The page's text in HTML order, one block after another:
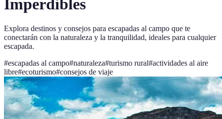
Imperdibles
Explora destinos y consejos para escapadas al campo que te
conectarán con la naturaleza y la tranquilidad, ideales para cualquier
escapada.
#escapadas al campo#naturaleza#turismo rural#actividades al aire
libre#ecoturismo#consejos de viaje